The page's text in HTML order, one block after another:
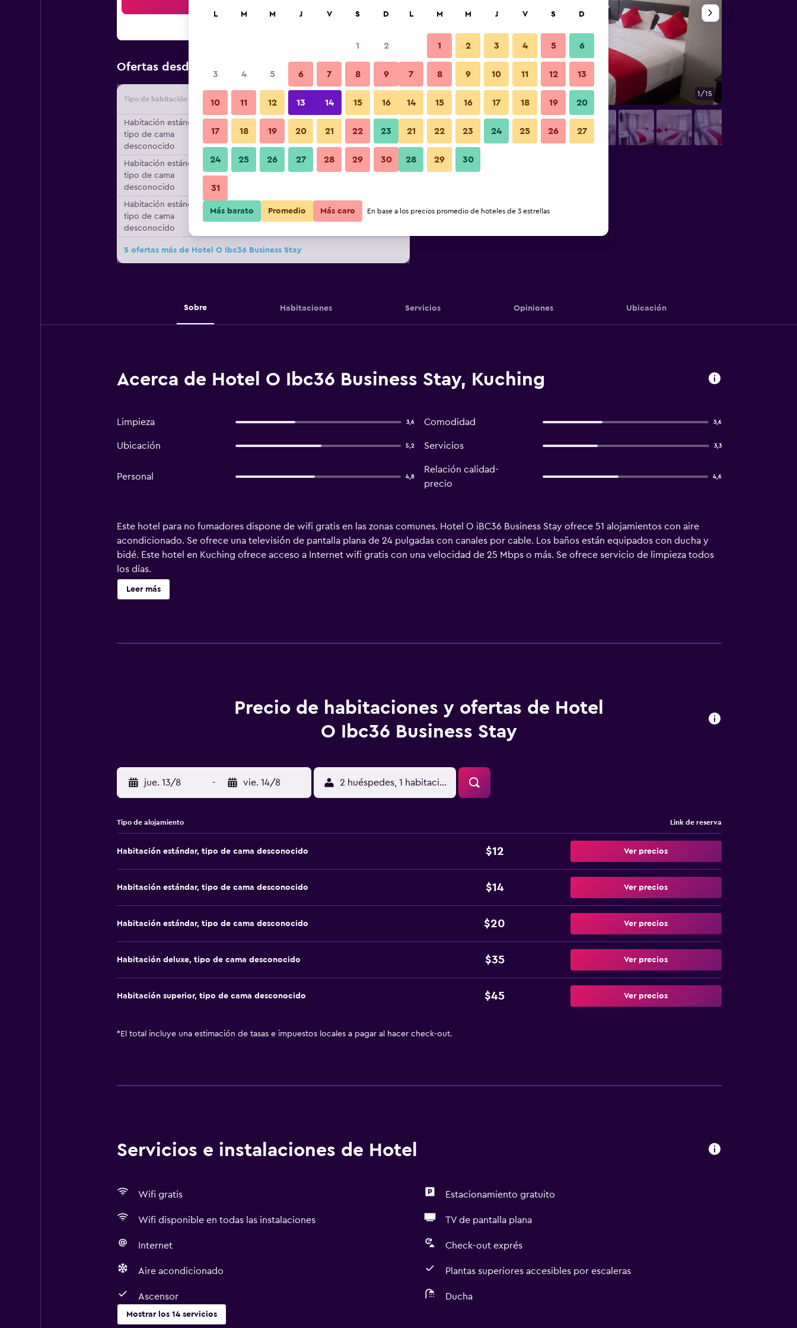
Ofertas desde Oferta más barata de precio por noche
Tipo de habitación Proveedor Total noche
Habitación estándar,
tipo de cama
desconocido
$12 Ver oferta
Habitación estándar,
tipo de cama
desconocido
Habitación estándar,
tipo de cama
desconocido
$20
5 ofertas más de Hotel O Ibc36 Business Stay
Habitación 1/15
Fotos
Sobre Habitaciones Servicios Opiniones Ubicación
Acerca de Hotel O Ibc36 Business Stay, Kuching
Limpieza 3,6 Comodidad 3,6
Ubicación 5,2 Servicios 3,3
Personal 4,8
Relación calidad-
precio
4,6
Este hotel para no fumadores dispone de wifi gratis en las zonas comunes. Hotel O iBC36 Business Stay ofrece 51 alojamientos con aire
acondicionado. Se ofrece una televisión de pantalla plana de 24 pulgadas con canales por cable. Los baños están equipados con ducha y
bidé. Este hotel en Kuching ofrece acceso a Internet wifi gratis con una velocidad de 25 Mbps o más. Se ofrece servicio de limpieza todos
los días.
Leer más
Precio de habitaciones y ofertas de Hotel
O Ibc36 Business Stay
jue. 13/8 - vie. 14/8 2 huéspedes, 1 habitación
Tipo de alojamiento Link de reserva
Habitación estándar, tipo de cama desconocido $12 Ver precios
Habitación estándar, tipo de cama desconocido $14 Ver precios
Habitación estándar, tipo de cama desconocido $20 Ver precios
Habitación deluxe, tipo de cama desconocido $35 Ver precios
Habitación superior, tipo de cama desconocido $45 Ver precios
* El total incluye una estimación de tasas e impuestos locales a pagar al hacer check-out.
Servicios e instalaciones de Hotel
Wifi gratis Estacionamiento gratuito
Wifi disponible en todas las instalaciones TV de pantalla plana
Internet Check-out exprés
Aire acondicionado Plantas superiores accesibles por escaleras
Ascensor Ducha
Mostrar los 14 servicios
L M M J V S D
1 2
3 4 5 6 7 8 9
10 11 12 13 14 15 16
17 18 19 20 21 22 23
24 25 26 27 28 29 30
31
L M M J V S D
1 2 3 4 5 6
7 8 9 10 11 12 13
14 15 16 17 18 19 20
21 22 23 24 25 26 27
28 29 30
Más barato Promedio Más caro En base a los precios promedio de hoteles de 3 estrellas